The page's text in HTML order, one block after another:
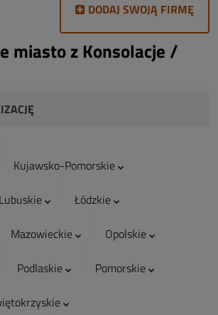
DODAJ SWOJĄ FIRMĘ
miasto z Konsolacje /
Kujawsko-Pomorskie
Lubuskie
Łódzkie
Mazowieckie
Opolskie
Podlaskie
Pomorskie